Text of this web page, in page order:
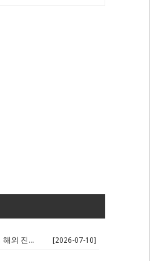
🌍 경기 AI 스타트업 해외 진출 판... [2026-07-10]